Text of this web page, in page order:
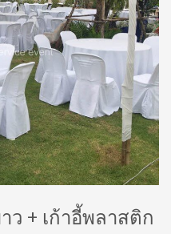
+ เก้าอี้พลาสติก